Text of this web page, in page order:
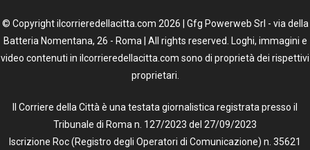
© Copyright ilcorrieredellacitta.com 2026 | Gfg Powerweb Srl - via della
Batteria Nomentana, 26 - Roma | All rights reserved. Loghi, immagini e
video contenuti in ilcorrieredellacitta.com sono di proprietà dei rispettivi
proprietari.
Il Corriere della Città è una testata giornalistica registrata presso il
Tribunale di Roma n. 127/2023 del 27/09/2023
Iscrizione Roc (Registro degli Operatori di Comunicazione) n. 35621